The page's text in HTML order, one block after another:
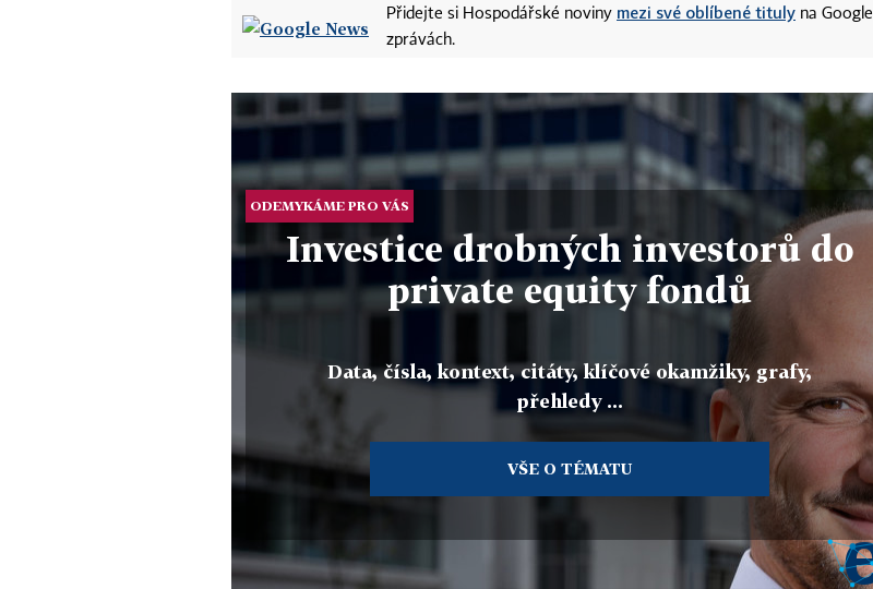
Přidejte si Hospodářské noviny mezi své oblíbené tituly na Google
zprávách.
ODEMYKÁME PRO VÁS
Investice drobných investorů do
private equity fondů
Data, čísla, kontext, citáty, klíčové okamžiky, grafy,
přehledy ...
VŠE O TÉMATU